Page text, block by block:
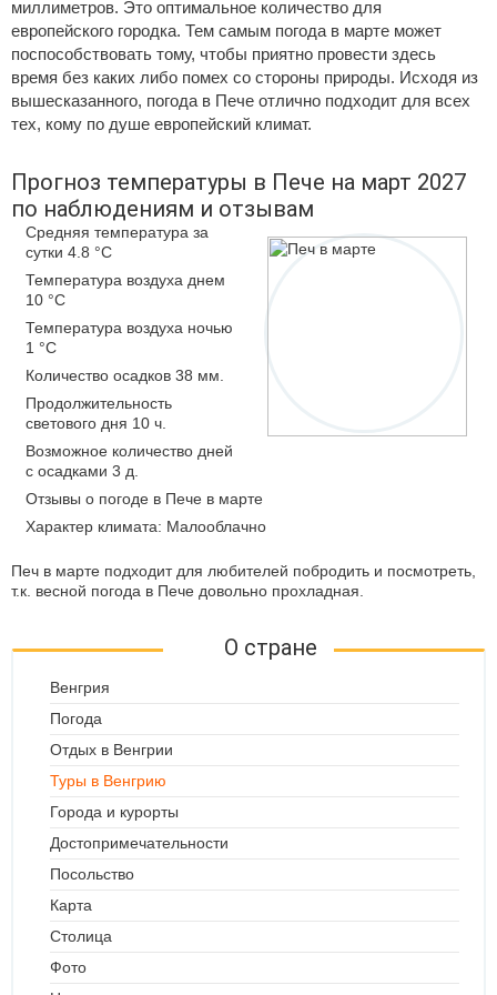
миллиметров. Это оптимальное количество для
европейского городка. Тем самым погода в марте может
поспособствовать тому, чтобы приятно провести здесь
время без каких либо помех со стороны природы. Исходя из
вышесказанного, погода в Пече отлично подходит для всех
тех, кому по душе европейский климат.
Прогноз температуры в Пече на март 2027
по наблюдениям и отзывам
Средняя температура за
сутки 4.8 °C
Температура воздуха днем
10 °C
Температура воздуха ночью
1 °C
Количество осадков 38 мм.
Продолжительность
светового дня 10 ч.
Возможное количество дней
с осадками 3 д.
Отзывы о погоде в Пече в марте
Характер климата: Малооблачно
Печ в марте подходит для любителей побродить и посмотреть,
т.к. весной погода в Пече довольно прохладная.
О стране
Венгрия
Погода
Отдых в Венгрии
Туры в Венгрию
Города и курорты
Достопримечательности
Посольство
Карта
Столица
Фото